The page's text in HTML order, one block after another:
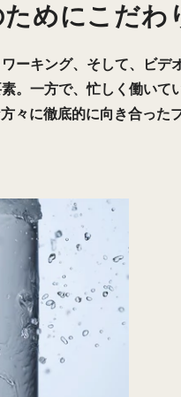
めにこだわ
ーキング、そして、ビデ
。一方で、忙しく働いて
々に徹底的に向き合った